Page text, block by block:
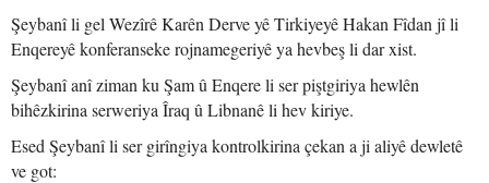
Şeybanî li gel Wezîrê Karên Derve yê Tirkiyeyê Hakan Fîdan jî li
Enqereyê konferanseke rojnamegeriyê ya hevbeş li dar xist.
Şeybanî anî ziman ku Şam û Enqere li ser piştgiriya hewlên
bihêzkirina serweriya Îraq û Libnanê li hev kiriye.
Esed Şeybanî li ser girîngiya kontrolkirina çekan a ji aliyê dewletê
ve got: